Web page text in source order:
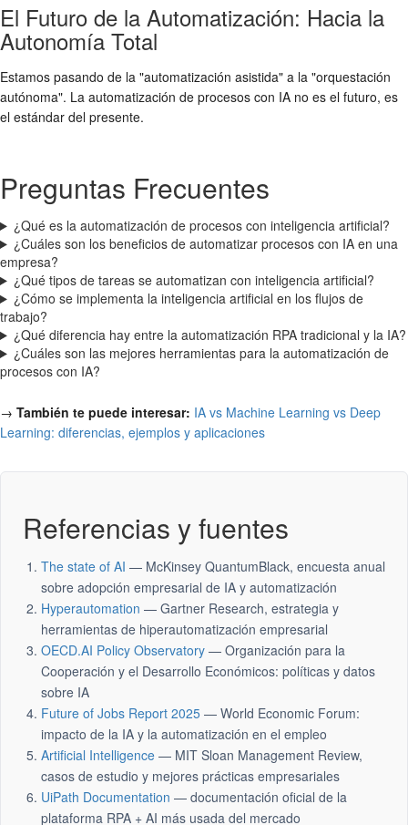
El Futuro de la Automatización: Hacia la
Autonomía Total
Estamos pasando de la "automatización asistida" a la "orquestación
autónoma". La automatización de procesos con IA no es el futuro, es
el estándar del presente.
Preguntas Frecuentes
¿Qué es la automatización de procesos con inteligencia artificial?
¿Cuáles son los beneficios de automatizar procesos con IA en una
empresa?
¿Qué tipos de tareas se automatizan con inteligencia artificial?
¿Cómo se implementa la inteligencia artificial en los flujos de
trabajo?
¿Qué diferencia hay entre la automatización RPA tradicional y la IA?
¿Cuáles son las mejores herramientas para la automatización de
procesos con IA?
→ También te puede interesar: IA vs Machine Learning vs Deep
Learning: diferencias, ejemplos y aplicaciones
Referencias y fuentes
The state of AI — McKinsey QuantumBlack, encuesta anual
sobre adopción empresarial de IA y automatización
Hyperautomation — Gartner Research, estrategia y
herramientas de hiperautomatización empresarial
OECD.AI Policy Observatory — Organización para la
Cooperación y el Desarrollo Económicos: políticas y datos
sobre IA
Future of Jobs Report 2025 — World Economic Forum:
impacto de la IA y la automatización en el empleo
Artificial Intelligence — MIT Sloan Management Review,
casos de estudio y mejores prácticas empresariales
UiPath Documentation — documentación oficial de la
plataforma RPA + AI más usada del mercado